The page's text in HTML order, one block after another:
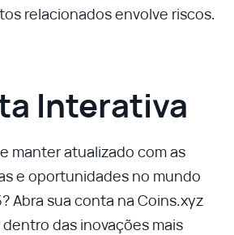
relacionados envolve riscos.
Interativa
manter atualizado com as
e oportunidades no mundo
Abra sua conta na Coins.xyz
das inovações mais